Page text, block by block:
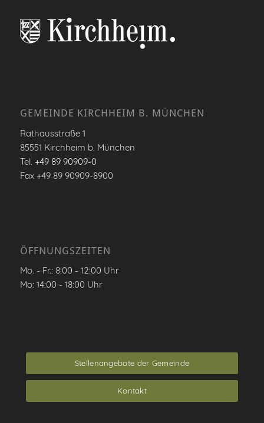
GEMEINDE KIRCHHEIM B. MÜNCHEN
Rathausstraße 1
85551 Kirchheim b. München
Tel. +49 89 90909-0
Fax +49 89 90909-8900
ÖFFNUNGSZEITEN
Mo. - Fr.: 8:00 - 12:00 Uhr
Mo: 14:00 - 18:00 Uhr
Stellenangebote der Gemeinde
Kontakt